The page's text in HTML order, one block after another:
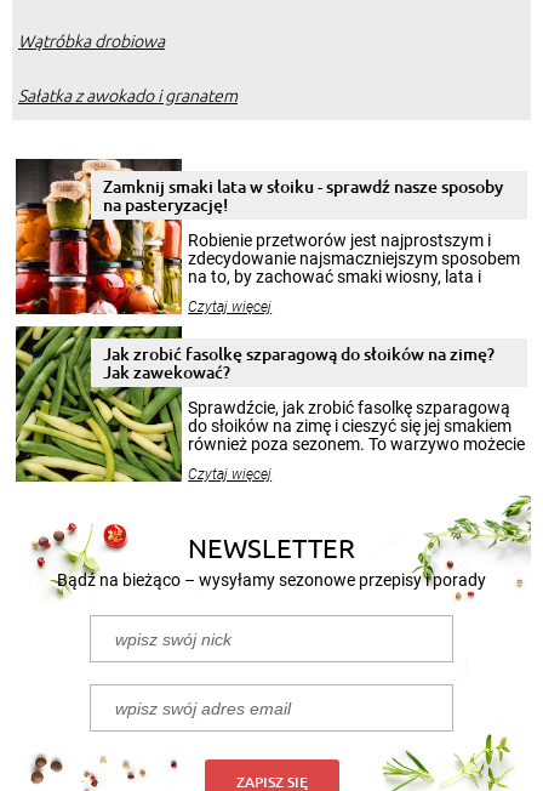
Wątróbka drobiowa
Sałatka z awokado i granatem
Zamknij smaki lata w słoiku - sprawdź nasze sposoby
na pasteryzację!
Robienie przetworów jest najprostszym i
zdecydowanie najsmaczniejszym sposobem
na to, by zachować smaki wiosny, lata i
krajobrazów, by cieszyć nimi oko w sezonie
pełni poczuć atmosferę cieplejszych
miesięcy. Przygotowanie słoików ze
patenty, które pozwolą zachować świeżość
przetworów.
Czytaj więcej
Jak zrobić fasolkę szparagową do słoików na zimę?
Jak zawekować?
Sprawdźcie, jak zrobić fasolkę szparagową
do słoików na zimę i cieszyć się jej smakiem
również poza sezonem. To warzywo możecie
nasze propozycje!
Czytaj więcej
NEWSLETTER
Bądź na bieżąco – wysyłamy sezonowe przepisy i porady
ZAPISZ SIĘ